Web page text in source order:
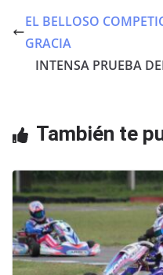
e
b
o
er s
p
EL BELLOSO
GRACIA
INTENSA PRUEBA
También te